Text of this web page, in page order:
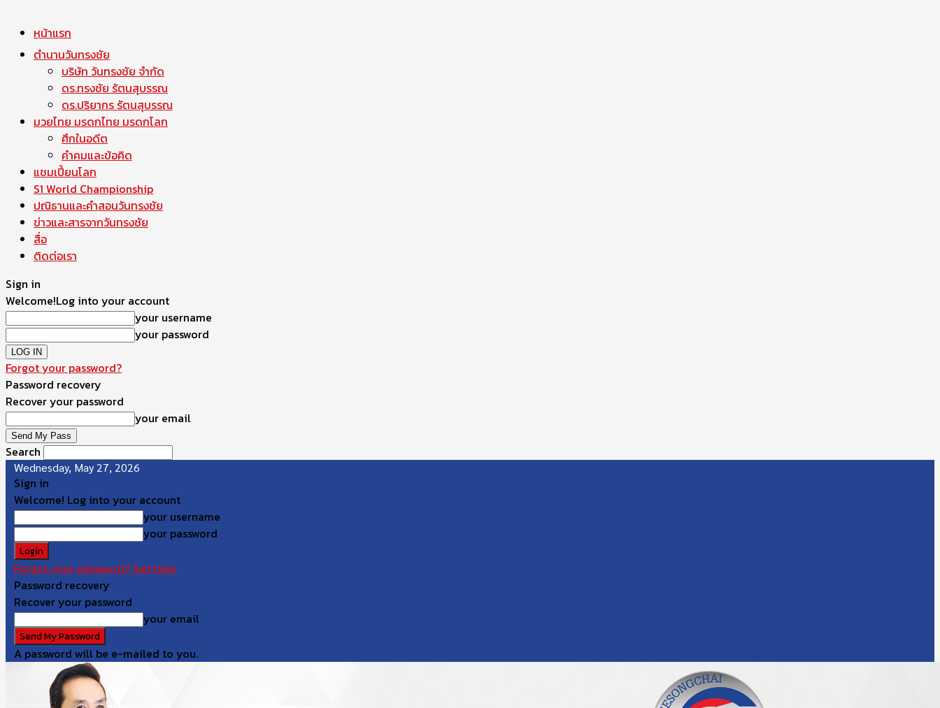
หน้าแรก
ตำนานวันทรงชัย
บริษัท วันทรงชัย จำกัด
ดร.ทรงชัย รัตนสุบรรณ
ดร.ปริยากร รัตนสุบรรณ
มวยไทย มรดกไทย มรดกโลก
ศึกในอดีต
คำคมและข้อคิด
แชมเปี้ยนโลก
S1 World Championship
ปณิธานและคำสอนวันทรงชัย
ข่าวและสารจากวันทรงชัย
สื่อ
ติดต่อเรา
Sign in
Welcome!Log into your account
your username
your password
Forgot your password?
Password recovery
Recover your password
your email
Search
Wednesday, May 27, 2026
Sign in
Welcome! Log into your account
your username
your password
Forgot your password? Get help
Password recovery
Recover your password
your email
A password will be e-mailed to you.